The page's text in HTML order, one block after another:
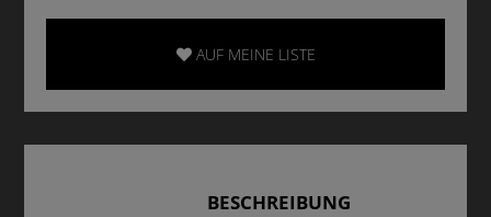
AUF MEINE LISTE
BESCHREIBUNG